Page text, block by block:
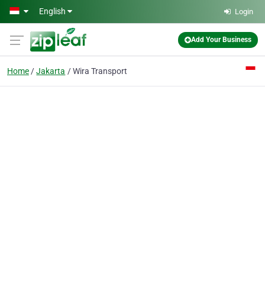
Skip to main content
English Login
Add Your Business
Home Jakarta Wira Transport